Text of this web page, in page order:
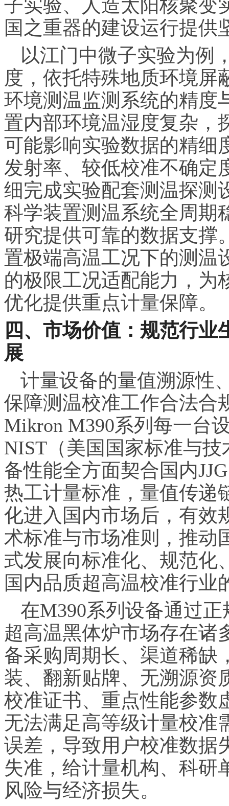
子实验、人造太阳核聚变
国之重器的建设运行提供
以江门中微子实验为例
度，依托特殊地质环境屏
环境测温监测系统的精度
置内部环境温湿度复杂，
可能影响实验数据的精细
发射率、较低校准不确定
细完成实验配套测温探测
科学装置测温系统全周期
研究提供可靠的数据支撑
置极端高温工况下的测温
的极限工况适配能力，为
优化提供重点计量保障。
四、市场价值：规范行
展
计量设备的量值溯源性
保障测温校准工作合法合
Mikron M390系列每一台
NIST（美国国家标准与
备性能全方面契合国内
热工计量标准，量值传递
化进入国内市场后，有效
术标准与市场准则，推动
式发展向标准化、规范化
国内品质超高温校准行业
在M390系列设备通过
超高温黑体炉市场存在诸
备采购周期长、渠道稀缺
装、翻新贴牌、无溯源资
校准证书、重点性能参数
无法满足高等级计量校准
误差，导致用户校准数据
失准，给计量机构、科研
风险与经济损失。